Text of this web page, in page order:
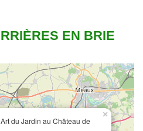
EN BRIE
du Jardin au Château de
×